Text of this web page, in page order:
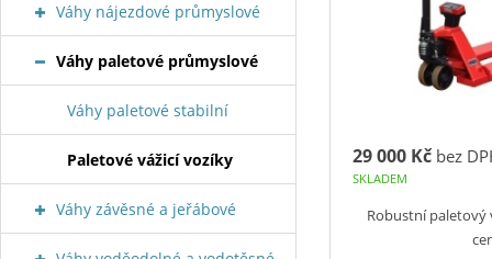
29 000 Kč bez
SKLADEM
Robustní paletový
Váhy nájezdové průmyslové
Váhy paletové průmyslové
Váhy paletové stabilní
Paletové vážicí vozíky
Váhy závěsné a jeřábové